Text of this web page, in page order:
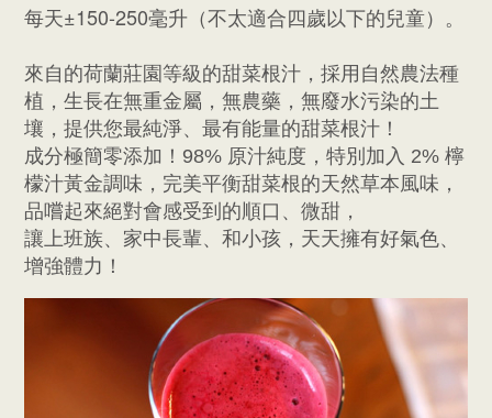
每天±150-250毫升（不太適合四歲以下的兒童）。
來自的荷蘭莊園等級的甜菜根汁，採用 自然農法種
植，生長在無重金屬，無農藥，無廢水污染的土
壤，提供您最純淨、最有能量的甜菜根汁！
成分極簡零添加！98% 原汁純度，特別加入 2% 檸
檬汁黃金調味，完美平衡甜菜根的天然草本風味，
品嚐起來絕對會感受到的順口、微甜，
讓上班族、家中長輩、和小孩，天天擁有好氣色、
增強體力！